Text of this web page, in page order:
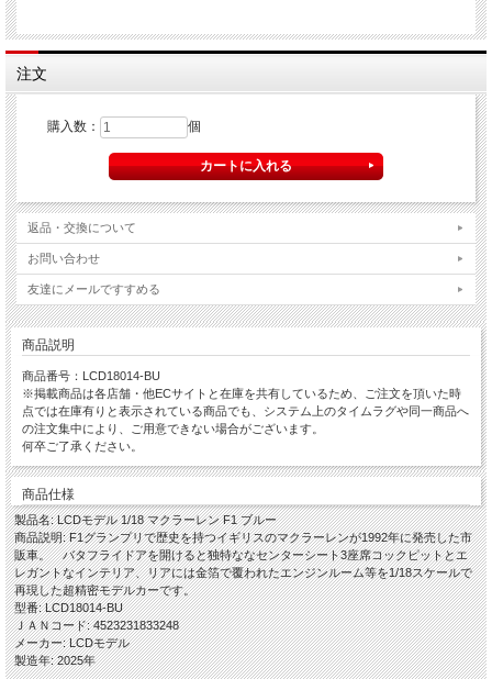
注文
購入数： 個
返品・交換について
お問い合わせ
友達にメールですすめる
商品説明
商品番号：LCD18014-BU
※掲載商品は各店舗・他ECサイトと在庫を共有しているため、ご注文を頂いた時
点では在庫有りと表示されている商品でも、システム上のタイムラグや同一商品へ
の注文集中により、ご用意できない場合がございます。
何卒ご了承ください。
商品仕様
製品名: LCDモデル 1/18 マクラーレン F1 ブルー
商品説明: F1グランプリで歴史を持つイギリスのマクラーレンが1992年に発売した市
販車。 バタフライドアを開けると独特ななセンターシート3座席コックピットとエ
レガントなインテリア、リアには金箔で覆われたエンジンルーム等を1/18スケールで
再現した超精密モデルカーです。
型番: LCD18014-BU
ＪＡＮコード: 4523231833248
メーカー: LCDモデル
製造年: 2025年